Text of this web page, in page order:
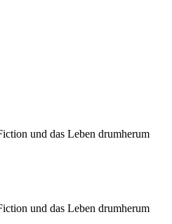
und das Leben drumherum
und das Leben drumherum